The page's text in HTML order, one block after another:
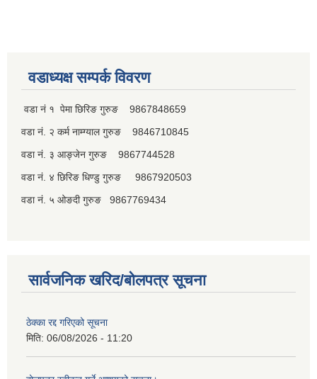
वडाध्यक्ष सम्पर्क विवरण
वडा नं १ पेमा छिरिङ गुरुङ 9867848659
वडा नं. २ कर्म नाम्ग्याल गुरुङ 9846710845
वडा नं. ३ आङ्जेन गुरुङ 9867744528
वडा नं. ४ छिरिङ धिण्डु गुरुङ 9867920503
वडा नं. ५ ओङदी गुरुङ 9867769434
सार्वजनिक खरिद/बोलपत्र सूचना
ठेक्का रद्द गरिएको सूचना
मिति: 06/08/2026 - 11:20